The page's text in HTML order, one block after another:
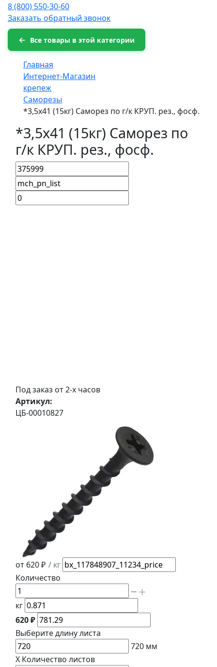
8 (800) 550-30-60
Заказать обратный звонок
Все товары в этой категории
Главная
Интернет-Магазин
крепеж
Саморезы
*3,5х41 (15кг) Саморез по г/к КРУП. рез., фосф.
*3,5х41 (15кг) Саморез по
г/к КРУП. рез., фосф.
Под заказ от 2-х часов
Артикул:
ЦБ-00010827
от 620 ₽ / кг
Количество
кг
620 ₽
Выберите длинулиста
720 мм
X Количество листов